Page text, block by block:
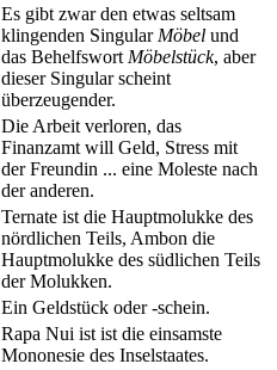
Es gibt zwar den etwas seltsam
klingenden Singular Möbel und
das Behelfswort Möbelstück, aber
dieser Singular scheint
überzeugender.
Die Arbeit verloren, das
Finanzamt will Geld, Stress mit
der Freundin ... eine Moleste nach
der anderen.
Ternate ist die Hauptmolukke des
nördlichen Teils, Ambon die
Hauptmolukke des südlichen Teils
der Molukken.
Ein Geldstück oder -schein.
Rapa Nui ist ist die einsamste
Mononesie des Inselstaates.